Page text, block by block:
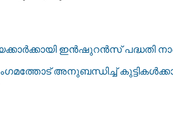
ഇന്‍ഷുറന്‍സ് പദ്ധതി
അനുബന്ധിച്ച്